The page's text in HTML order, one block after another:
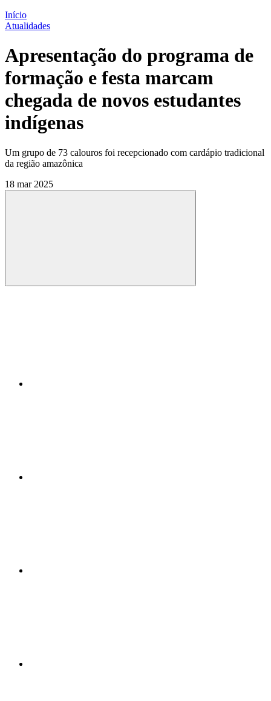
Início
Atualidades
Apresentação do programa de
formação e festa marcam
chegada de novos estudantes
indígenas
Um grupo de 73 calouros foi recepcionado com cardápio tradicional
da região amazônica
18 mar 2025
Compartilhar